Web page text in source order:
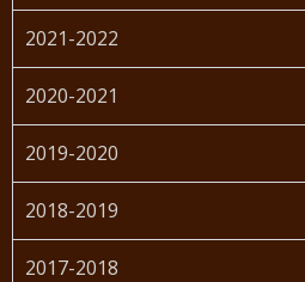
2021-2022
2020-2021
2019-2020
2018-2019
2017-2018